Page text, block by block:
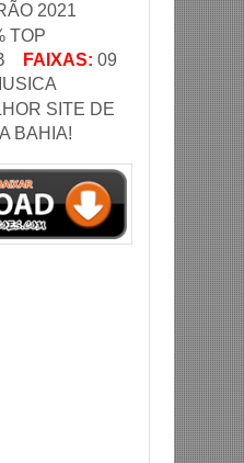
2021
TOP
FAIXAS: 09
SITE DE
BAHIA!